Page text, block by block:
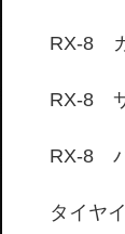
RX-8
RX-8
RX-8
タイヤ